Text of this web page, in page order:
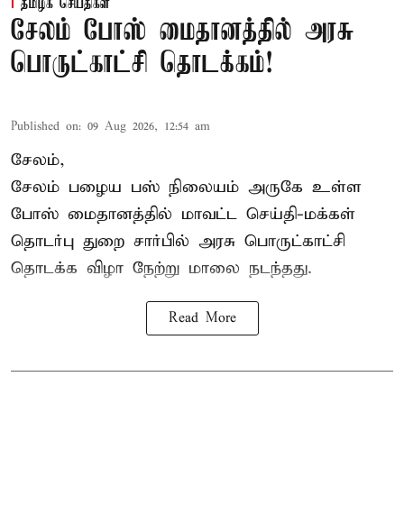
தமிழக செய்திகள்
சேலம் போஸ் மைதானத்தில் அரசு
பொருட்காட்சி தொடக்கம்!
Published on: 09 Aug 2026, 12:54 am
சேலம்,
சேலம் பழைய பஸ் நிலையம் அருகே உள்ள
போஸ் மைதானத்தில் மாவட்ட செய்தி-மக்கள்
தொடர்பு துறை சார்பில் அரசு பொருட்காட்சி
தொடக்க விழா நேற்று மாலை நடந்தது.
Read More